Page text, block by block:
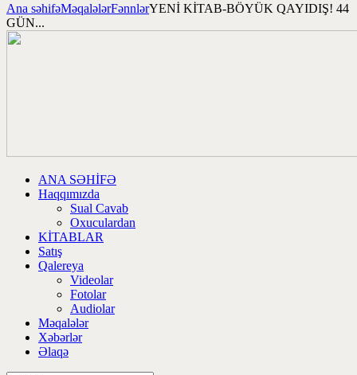
Ana səhifəMəqalələrFənnlərYENİ KİTAB-BÖYÜK QAYIDIŞ! 44
GÜN...
ANA SƏHİFƏ
Haqqımızda
Sual Cavab
Oxuculardan
KİTABLAR
Satış
Qalereya
Videolar
Fotolar
Audiolar
Məqalələr
Xəbərlər
Əlaqə